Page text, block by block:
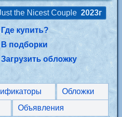
the Nicest Couple 2023г
Где купить?
В подборки
Загрузить обложку
Обложки
Объявления